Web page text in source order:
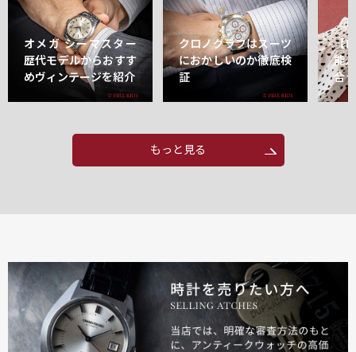
オメガ シーマスター
歴代モデルからおすす
めヴィンテージを紹介
クロノグラフはスーツ
におかしいのか徹底検
証
【
能
合
もっと見る